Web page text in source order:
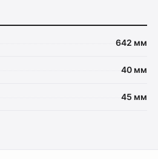
642 мм
40 мм
45 мм